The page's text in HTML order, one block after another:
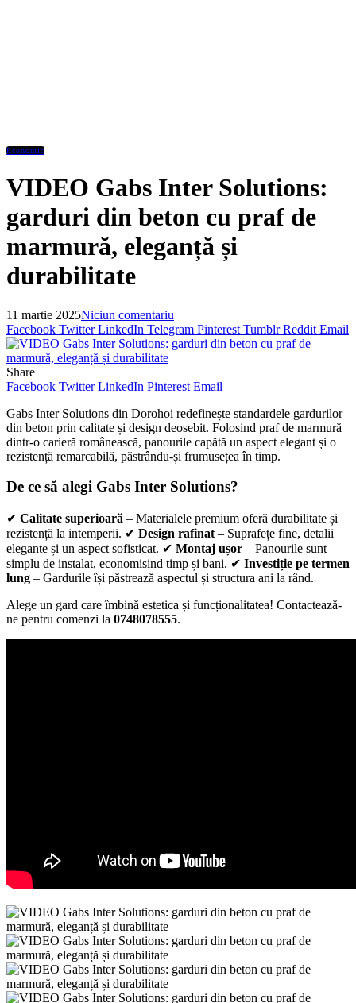
Economic
VIDEO Gabs Inter Solutions:
garduri din beton cu praf de
marmură, eleganță și
durabilitate
11 martie 2025Niciun comentariu
Facebook Twitter LinkedIn Telegram Pinterest Tumblr Reddit Email
Share
Facebook Twitter LinkedIn Pinterest Email
Gabs Inter Solutions din Dorohoi redefinește standardele gardurilor
din beton prin calitate și design deosebit. Folosind praf de marmură
dintr-o carieră românească, panourile capătă un aspect elegant și o
rezistență remarcabilă, păstrându-și frumusețea în timp.
De ce să alegi Gabs Inter Solutions?
✔ Calitate superioară – Materialele premium oferă durabilitate și
rezistență la intemperii. ✔ Design rafinat – Suprafețe fine, detalii
elegante și un aspect sofisticat. ✔ Montaj ușor – Panourile sunt
simplu de instalat, economisind timp și bani. ✔ Investiție pe termen
lung – Gardurile își păstrează aspectul și structura ani la rând.
Alege un gard care îmbină estetica și funcționalitatea! Contactează-
ne pentru comenzi la 0748078555.